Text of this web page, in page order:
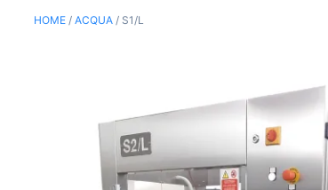
HOME / ACQUA / S1/L